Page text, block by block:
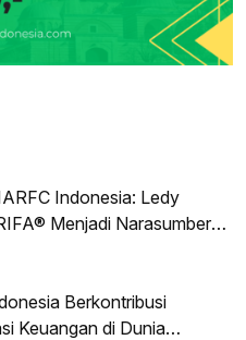
Indonesia: Ledy
Menjadi Narasumber
Berkontribusi
Keuangan di Dunia